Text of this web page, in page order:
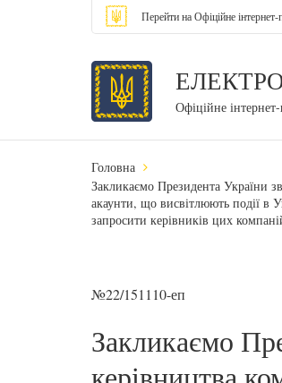
Перейти на Офіційне
Офіційне
Головна
Закликаємо Президента України
акаунти, що висвітлюють події в
запросити керівників цих
№22/151110-еп
Закликаємо